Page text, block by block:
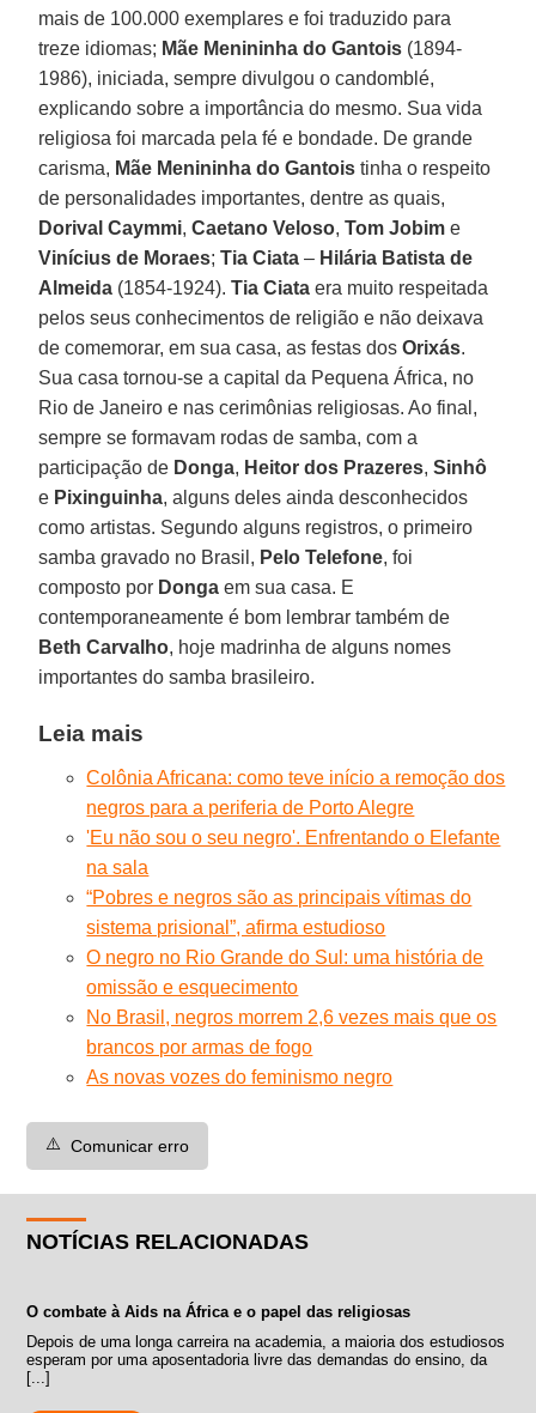
mais de 100.000 exemplares e foi traduzido para
treze idiomas; Mãe Menininha do Gantois (1894-
1986), iniciada, sempre divulgou o candomblé,
explicando sobre a importância do mesmo. Sua vida
religiosa foi marcada pela fé e bondade. De grande
carisma, Mãe Menininha do Gantois tinha o respeito
de personalidades importantes, dentre as quais,
Dorival Caymmi,Caetano Veloso,Tom Jobim e
Vinícius de Moraes;Tia Ciata – Hilária Batista de
Almeida (1854-1924). Tia Ciata era muito respeitada
pelos seus conhecimentos de religião e não deixava
de comemorar, em sua casa, as festas dosOrixás.
Sua casa tornou-se a capital da Pequena África, no
Rio de Janeiro e nas cerimônias religiosas. Ao final,
sempre se formavam rodas de samba, com a
participação de Donga, Heitor dos Prazeres,Sinhô
e Pixinguinha, alguns deles ainda desconhecidos
como artistas. Segundo alguns registros, o primeiro
samba gravado no Brasil, Pelo Telefone, foi
composto por Donga em sua casa. E
contemporaneamente é bom lembrar também de
Beth Carvalho, hoje madrinha de alguns nomes
importantes do samba brasileiro.
Leia mais
Colônia Africana: como teve início a remoção dos
negros para a periferia de Porto Alegre
'Eu não sou o seu negro'. Enfrentando o Elefante
na sala
“Pobres e negros são as principais vítimas do
sistema prisional”, afirma estudioso
O negro no Rio Grande do Sul: uma história de
omissão e esquecimento
No Brasil, negros morrem 2,6 vezes mais que os
brancos por armas de fogo
As novas vozes do feminismo negro
⚠️ Comunicar erro
NOTÍCIAS RELACIONADAS
O combate à Aids na África e o papel das religiosas
Depois de uma longa carreira na academia, a maioria dos estudiosos
esperam por uma aposentadoria livre das demandas do ensino, da
[...]